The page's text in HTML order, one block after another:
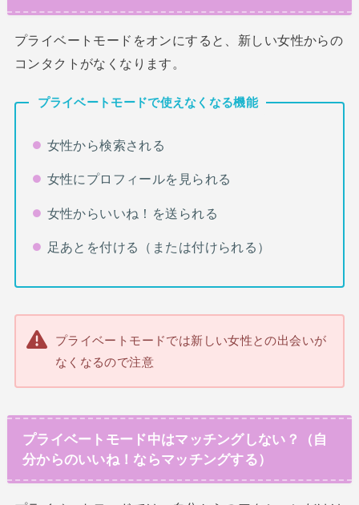
プライベートモードをオンにすると、新しい女性からの
コンタクトがなくなります。
プライベートモードで使えなくなる機能
女性から検索される
女性にプロフィールを見られる
女性からいいね！を送られる
足あとを付ける（または付けられる）
プライベートモードでは新しい女性との出会いが
なくなるので注意
プライベートモード中はマッチングしない？（自
分からのいいね！ならマッチングする）